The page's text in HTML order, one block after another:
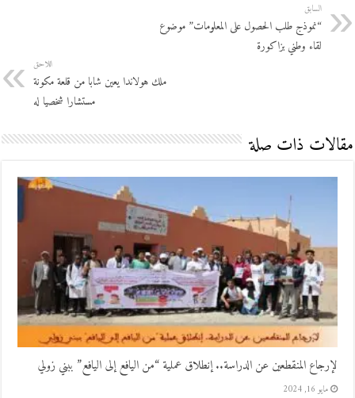
السابق
“نموذج طلب الحصول على المعلومات” موضوع
لقاء وطني بزاكورة
اللاحق
ملك هولاندا يعين شابا من قلعة مكونة
مستشارا شخصيا له
مقالات ذات صلة
لإرجاع المنقطعين عن الدراسة.. إنطلاق عملية “من اليافع إلى اليافع” ببني زولي
مايو 16, 2024